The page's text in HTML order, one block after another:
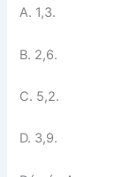
A. 1,3.
B. 2,6.
C. 5,2.
D. 3,9.